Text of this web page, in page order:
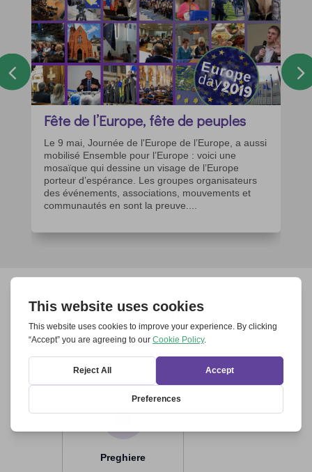
Fête de l’Europe, fête de peuples
Le 9 mai, Journée de l'Europe de l’Europe, a aussi
mobilisé Ensemble pour l’Europe : voici une
mosaïque qui dessine un visage de l’Europe
porteur d’espérance. Les groupes organisateurs
des événements, associations, mouvements et
communautés en sont la preuve....
Documents, file & co. de
l’événement
Download all
2019 Giornata dell'Europa
Preghiere